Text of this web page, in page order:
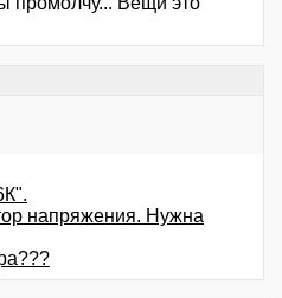
напряжения. Нужна